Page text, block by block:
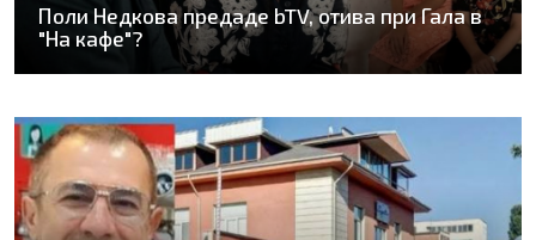
Поли Недкова предаде bTV, отива при Гала в
"На кафе"?